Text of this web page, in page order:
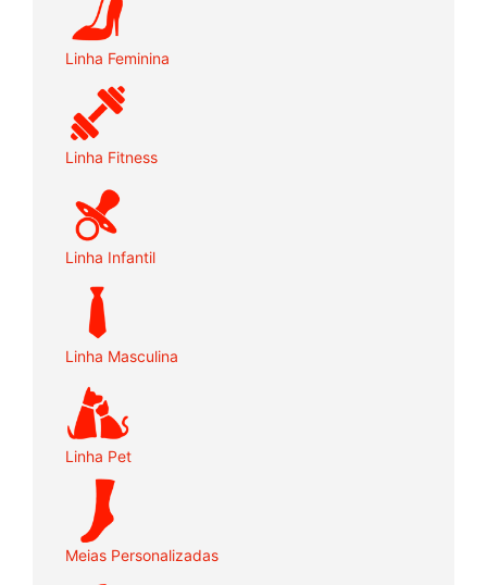
Linha Feminina
Linha Fitness
Linha Infantil
Linha Masculina
Linha Pet
Meias Personalizadas